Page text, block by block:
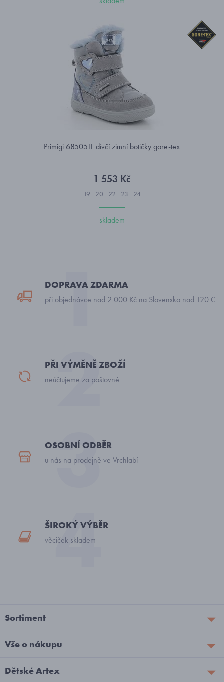
Primigi 6850511 dívčí zimní botičky gore-tex
1 553 Kč
19 20 22 23 24
skladem
DOPRAVA ZDARMA
při objednávce nad 2 000 Kč na Slovensko nad 120 €
PŘI VÝMĚNĚ ZBOŽÍ
neúčtujeme za poštovné
OSOBNÍ ODBĚR
u nás na prodejně ve Vrchlabí
ŠIROKÝ VÝBĚR
věciček skladem
Sortiment
Vše o nákupu
Dětské Artex